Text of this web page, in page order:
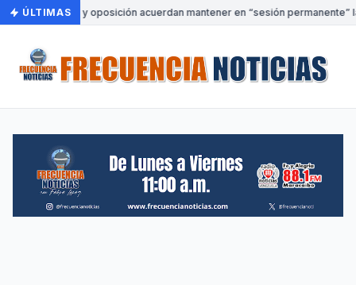
ÚLTIMAS
• Gobierno y oposición acuerdan mantener en “sesión permanente”